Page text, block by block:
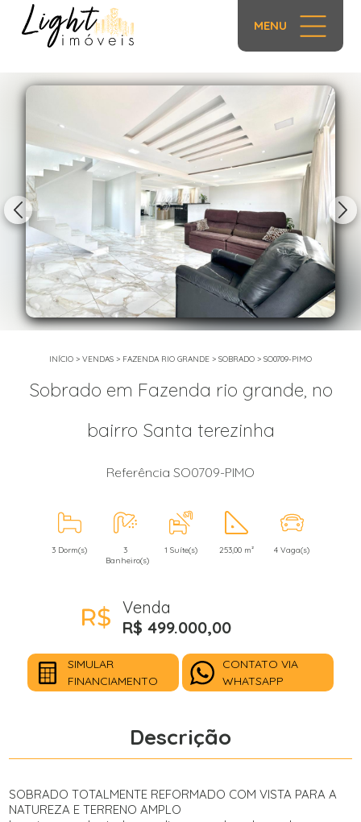
MENU
INÍCIO > VENDAS > FAZENDA RIO GRANDE > SOBRADO > SO0709-PIMO
Sobrado em Fazenda rio grande, no
bairro Santa terezinha
Referência SO0709-PIMO
3 Dorm(s)
3
Banheiro(s)
1 Suíte(s) 253,00 m² 4 Vaga(s)
Venda
R$ 499.000,00
SIMULAR
FINANCIAMENTO
CONTATO VIA
WHATSAPP
Descrição
SOBRADO TOTALMENTE REFORMADO COM VISTA PARA A
NATUREZA E TERRENO AMPLO